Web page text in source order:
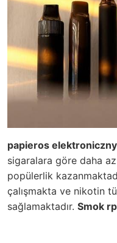
papieros elektroniczny
sigaralara göre daha
popülerlik
çalışmakta ve nikotin
sağlamaktadır. Smok